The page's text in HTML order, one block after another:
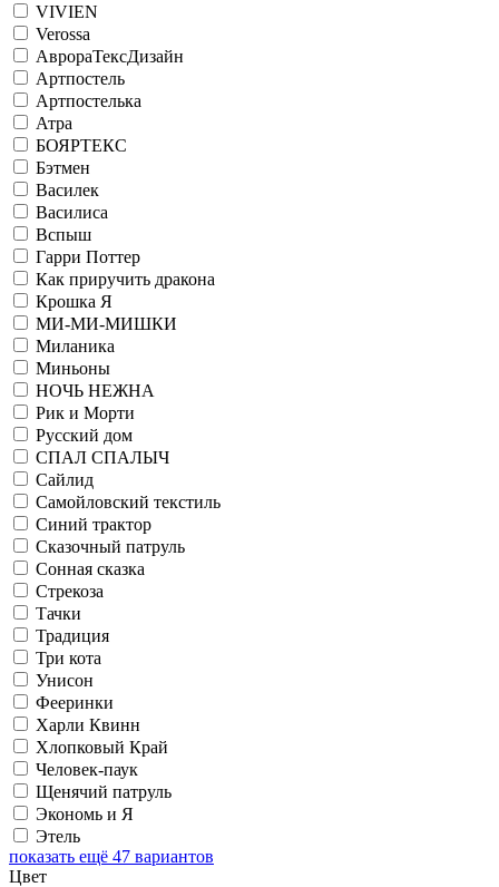
VIVIEN
Verossa
АврораТексДизайн
Артпостель
Артпостелька
Атра
БОЯРТЕКС
Бэтмен
Василек
Василиса
Вспыш
Гарри Поттер
Как приручить дракона
Крошка Я
МИ-МИ-МИШКИ
Миланика
Миньоны
НОЧЬ НЕЖНА
Рик и Морти
Русский дом
СПАЛ СПАЛЫЧ
Сайлид
Самойловский текстиль
Синий трактор
Сказочный патруль
Сонная сказка
Стрекоза
Тачки
Традиция
Три кота
Унисон
Фееринки
Харли Квинн
Хлопковый Край
Человек-паук
Щенячий патруль
Экономь и Я
Этель
показать ещё 47 вариантов
Цвет